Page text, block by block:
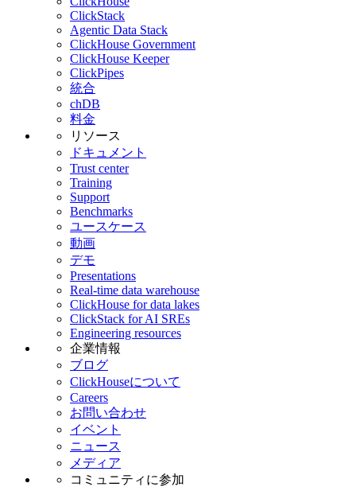
ClickStack
Agentic Data Stack
ClickHouse Government
ClickHouse Keeper
ClickPipes
統合
chDB
料金
リソース
ドキュメント
Trust center
Training
Support
Benchmarks
ユースケース
動画
デモ
Presentations
Real-time data warehouse
ClickHouse for data lakes
ClickStack for AI SREs
Engineering resources
企業情報
ブログ
ClickHouseについて
Careers
お問い合わせ
イベント
ニュース
メディア
コミュニティに参加